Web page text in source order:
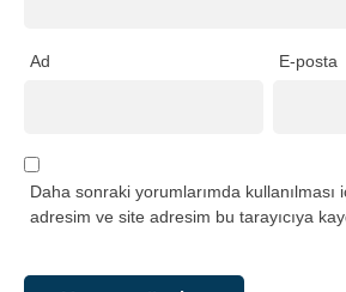
Ad E-posta
Daha sonraki yorumlarımda kullanılması
adresim ve site adresim bu tarayıcıya